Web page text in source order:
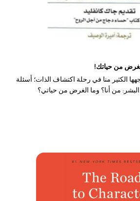
من حياتك!
الكثير منا في رحلة اكتشاف الذات؛ أسئلة
من أنا؟ وما الغرض من حياتي؟